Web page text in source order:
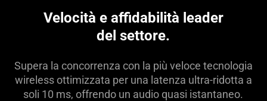
Velocità e affidabilità leader
del settore.
Supera la concorrenza con la più veloce tecnologia
wireless ottimizzata per una latenza ultra-ridotta a
soli 10 ms, offrendo un audio quasi istantaneo.